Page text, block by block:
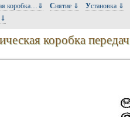
коробка…⇓ Снятие ⇓ Установка ⇓
коробка передач